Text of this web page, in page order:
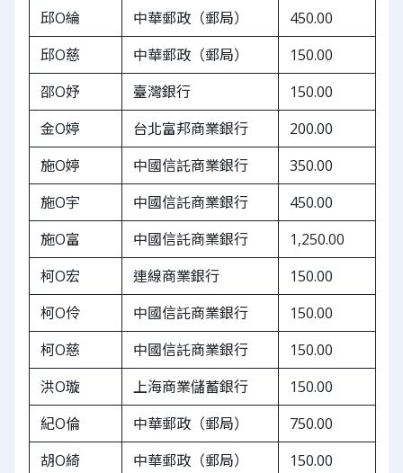
邱O綸
中華郵政（郵局）
450.00
邱O慈
中華郵政（郵局）
150.00
邵O妤
臺灣銀行
150.00
金O婷
台北富邦商業銀行
200.00
施O婷
中國信託商業銀行
350.00
施O宇
中國信託商業銀行
450.00
施O富
中國信託商業銀行
1,250.00
柯O宏
連線商業銀行
150.00
柯O伶
中國信託商業銀行
150.00
柯O慈
中國信託商業銀行
150.00
洪O璇
上海商業儲蓄銀行
150.00
紀O倫
中華郵政（郵局）
750.00
胡O綺
中華郵政（郵局）
150.00